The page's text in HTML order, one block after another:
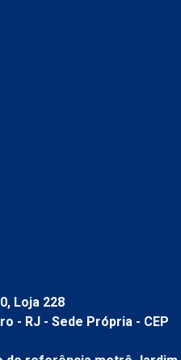
Loja 228
- RJ - Sede Própria - CEP